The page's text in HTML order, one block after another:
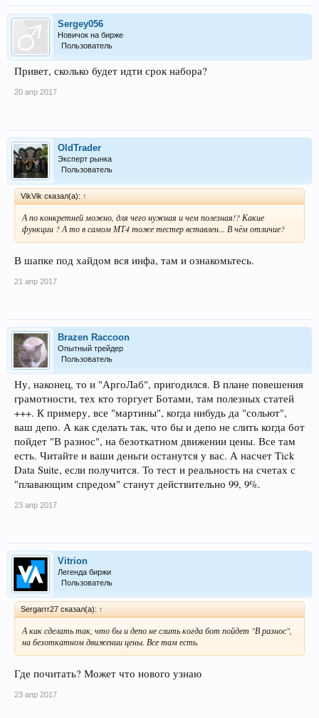
Sergey056
Новичок на бирже
Пользователь
Привет, сколько будет идти срок набора?
20 апр 2017
OldTrader
Эксперт рынка
Пользователь
VikVik сказал(а): ↑
А по конкретней можно, для чего нужная и чем полезная!? Какие
функции ? А то в самом МТ4 тоже тестер вставлен... В чём отличие?
В шапке под хайдом вся инфа, там и ознакомьтесь.
21 апр 2017
Brazen Raccoon
Опытный трейдер
Пользователь
Ну, наконец, то и "АргоЛаб", пригодился. В плане повешения
грамотности, тех кто торгует Ботами, там полезных статей
+++. К примеру, все "мартины", когда нибудь да "сольют",
ваш депо. А как сделать так, что бы и депо не слить когда бот
пойдет "В разнос", на безоткатном движении цены. Все там
есть. Читайте и ваши деньги останутся у вас. А насчет Tick
Data Suite, если получится. То тест и реальность на счетах с
"плавающим спредом" станут действительно 99, 9%.
23 апр 2017
Vitrion
Легенда биржи
Пользователь
Sergarrr27 сказал(а): ↑
А как сделать так, что бы и депо не слить когда бот пойдет "В разнос",
на безоткатном движении цены. Все там есть.
Где почитать? Может что нового узнаю
23 апр 2017